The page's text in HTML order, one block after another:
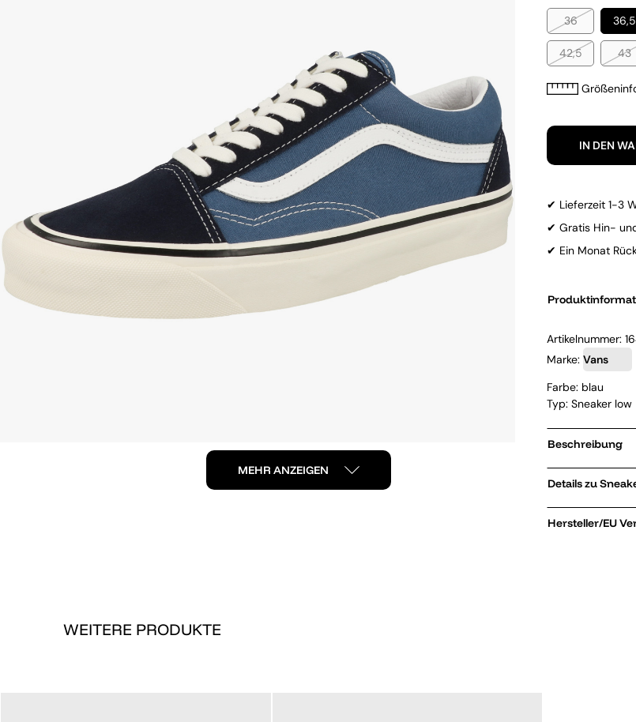
MEHR ANZEIGEN
36 36,5
42,5 43
IN DEN
✔ Lieferzeit 1-3
✔ Gratis Hin-
✔ Ein Monat
Artikelnummer:
Marke: Vans
Farbe: blau
Typ: Sneaker low
Beschreibung
Hersteller/EU
WEITERE PRODUKTE